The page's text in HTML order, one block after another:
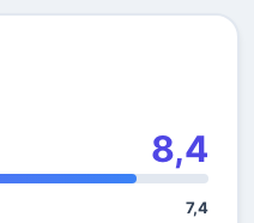
8,4
7,4